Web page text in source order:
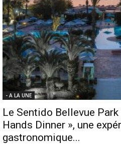
- A LA UNE
Le Sentido Bellevue
Hands Dinner », une
gastronomique...